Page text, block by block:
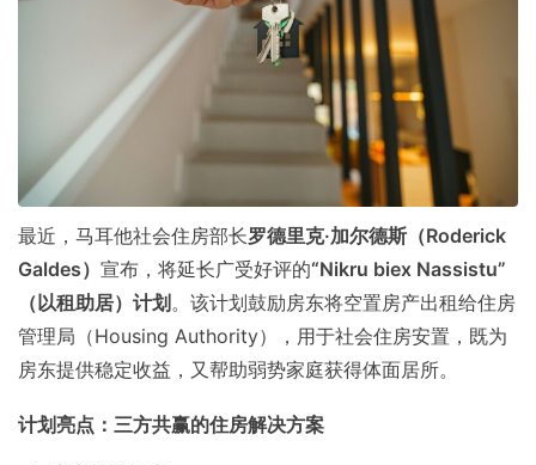
最近，马耳他社会住房部长罗德里克·加尔德斯（Roderick
Galdes） 宣布，将延长广受好评的“Nikru biex Nassistu”
（以租助居）计划 。该计划鼓励房东将空置房产出租给住房
管理局（Housing Authority），用于社会住房安置，既为
房东提供稳定收益，又帮助弱势家庭获得体面居所。
计划亮点：三方共赢的住房解决方案